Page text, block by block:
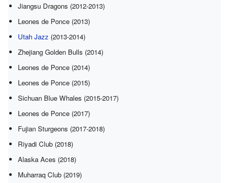
Jiangsu Dragons (2012-2013)
Leones de Ponce (2013)
Utah Jazz (2013-2014)
Zhejiang Golden Bulls (2014)
Leones de Ponce (2014)
Leones de Ponce (2015)
Sichuan Blue Whales (2015-2017)
Leones de Ponce (2017)
Fujian Sturgeons (2017-2018)
Riyadi Club (2018)
Alaska Aces (2018)
Muharraq Club (2019)